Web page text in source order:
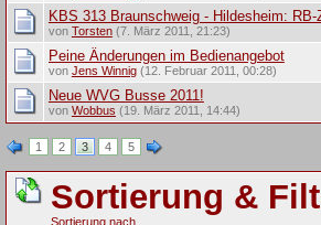
KBS 313 Braunschweig - Hildesheim:
von Torsten(7. März 2011, 21:23)
Peine Änderungen im Bedienangebot
von Jens Winnig(12. Februar 2011, 00:28)
Neue WVG Busse 2011!
von Wobbus (19. März 2011, 14:44)
1 2 3 4 5
Sortierung &
Sortierung nach